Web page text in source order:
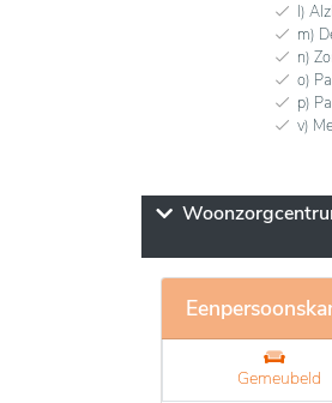
l)
m)
n)
o)
p)
v)
Gemeubeld